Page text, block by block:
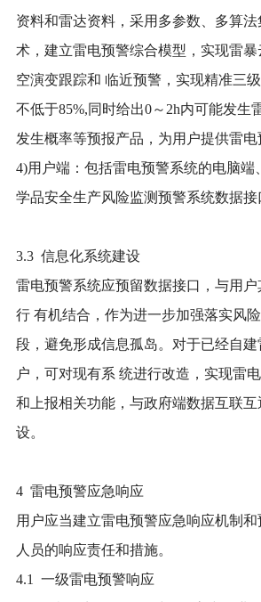
资料和雷达资料，采用多参数、多算
术，建立雷电预警综合模型，实现雷
空演变跟踪和 临近预警，实现精准三
不低于85%,同时给出0～2h内可能发生
发生概率等预报产品，为用户提供雷电
4)用户端：包括雷电预警系统的电脑端
学品安全生产风险监测预警系统数据接
3.3 信息化系统建设
雷电预警系统应预留数据接口，与用
行 有机结合，作为进一步加强落实风
段，避免形成信息孤岛。对于已经自建
户，可对现有系 统进行改造，实现雷
和上报相关功能，与政府端数据互联
设。
4 雷电预警应急响应
用户应当建立雷电预警应急响应机制
人员的响应责任和措施。
4.1 一级雷电预警响应